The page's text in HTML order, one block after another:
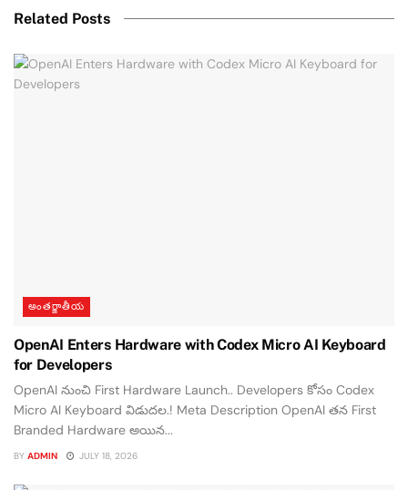
Related Posts
అంతర్జాతీయ
OpenAI Enters Hardware with Codex Micro AI Keyboard
for Developers
OpenAI నుంచి First Hardware Launch.. Developers కోసం Codex
Micro AI Keyboard విడుదల.! Meta Description OpenAI తన First
Branded Hardware అయిన...
BY ADMIN JULY 18, 2026